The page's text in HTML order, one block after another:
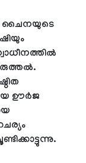
ചൈനയുടെ
ഊര്‍ജ